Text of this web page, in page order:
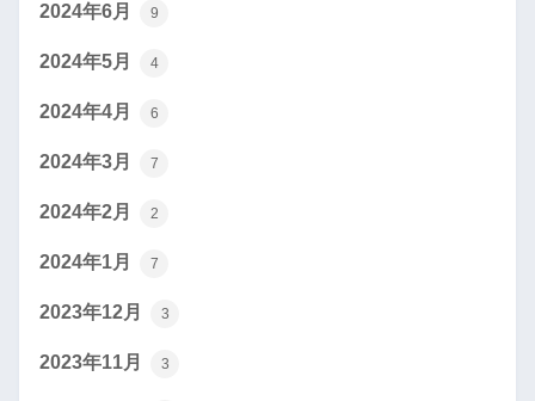
2024年6月 9
2024年5月 4
2024年4月 6
2024年3月 7
2024年2月 2
2024年1月 7
2023年12月 3
2023年11月 3